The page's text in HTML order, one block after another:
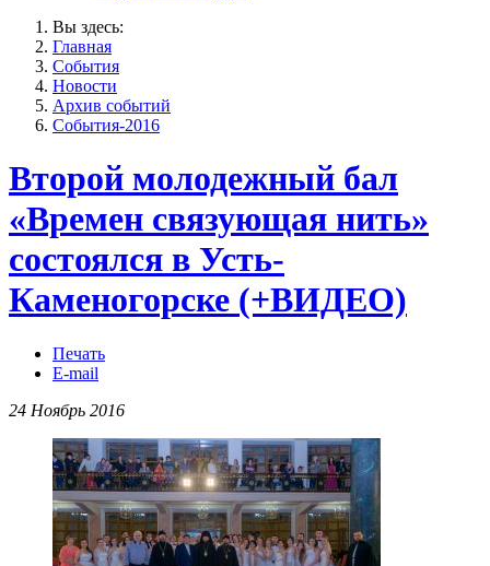
Вы здесь:
Главная
События
Новости
Архив событий
События-2016
Второй молодежный бал
«Времен связующая нить»
состоялся в Усть-
Каменогорске (+ВИДЕО)
Печать
E-mail
24 Ноябрь 2016